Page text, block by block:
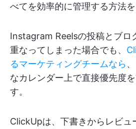
べてを効率的に管理する方法を
Instagram Reelsの投稿とブロ
重なってしまった場合でも、
るマーケティングチームなら
なカレンダー上で直接優先度
す。
ClickUpは、下書きからレビュ